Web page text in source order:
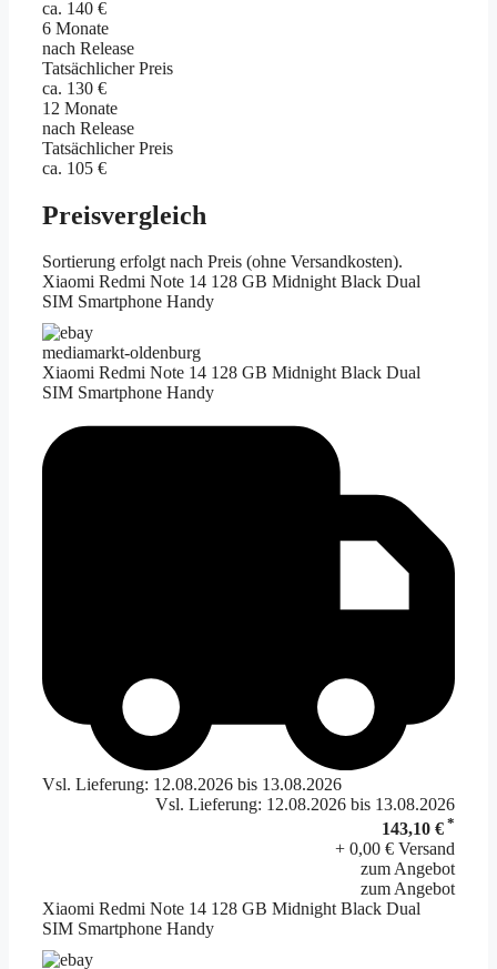
ca. 140 €
6 Monate
nach Release
Tatsächlicher Preis
ca. 130 €
12 Monate
nach Release
Tatsächlicher Preis
ca. 105 €
Preisvergleich
Sortierung erfolgt nach Preis (ohne Versandkosten).
Xiaomi Redmi Note 14 128 GB Midnight Black Dual
SIM Smartphone Handy
mediamarkt-oldenburg
Xiaomi Redmi Note 14 128 GB Midnight Black Dual
SIM Smartphone Handy
Vsl. Lieferung: 12.08.2026 bis 13.08.2026
Vsl. Lieferung: 12.08.2026 bis 13.08.2026
143,10 € *
+ 0,00 € Versand
zum Angebot
zum Angebot
Xiaomi Redmi Note 14 128 GB Midnight Black Dual
SIM Smartphone Handy